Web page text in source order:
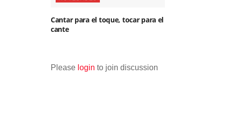
Cantar para el toque, tocar para el
cante
Please login to join discussion